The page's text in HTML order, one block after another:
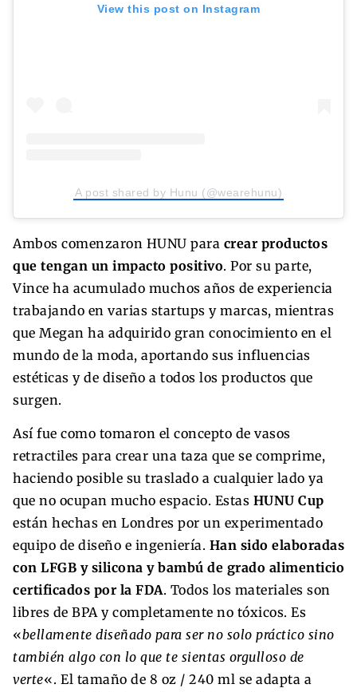
View this post on Instagram
A post shared by Hunu (@wearehunu)
Ambos comenzaron HUNU para crear productos
que tengan un impacto positivo. Por su parte,
Vince ha acumulado muchos años de experiencia
trabajando en varias startups y marcas, mientras
que Megan ha adquirido gran conocimiento en el
mundo de la moda, aportando sus influencias
estéticas y de diseño a todos los productos que
surgen.
Así fue como tomaron el concepto de vasos
retractiles para crear una taza que se comprime,
haciendo posible su traslado a cualquier lado ya
que no ocupan mucho espacio. Estas HUNU Cup
están hechas en Londres por un experimentado
equipo de diseño e ingeniería. Han sido elaboradas
con LFGB y silicona y bambú de grado alimenticio
certificados por la FDA. Todos los materiales son
libres de BPA y completamente no tóxicos. Es
«bellamente diseñado para ser no solo práctico sino
también algo con lo que te sientas orgulloso de
verte«. El tamaño de 8 oz / 240 ml se adapta a